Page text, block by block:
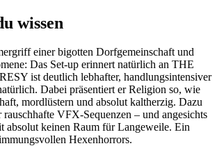
wissen
einer bigotten Dorfgemeinschaft und
Das Set-up erinnert natürlich an THE
ist deutlich lebhafter, handlungsintensiver
Dabei präsentiert er Religion so, wie
mordlüstern und absolut kaltherzig. Dazu
rauschhafte VFX-Sequenzen – und angesichts
absolut keinen Raum für Langeweile. Ein
Hexenhorrors.